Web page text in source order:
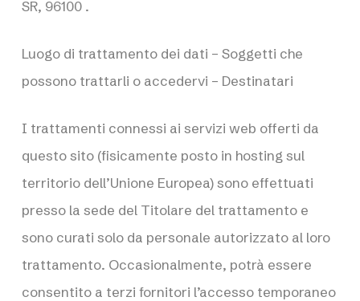
SR, 96100 .
Luogo di trattamento dei dati – Soggetti che
possono trattarli o accedervi – Destinatari
I trattamenti connessi ai servizi web offerti da
questo sito (fisicamente posto in hosting sul
territorio dell’Unione Europea) sono effettuati
presso la sede del Titolare del trattamento e
sono curati solo da personale autorizzato al loro
trattamento. Occasionalmente, potrà essere
consentito a terzi fornitori l’accesso temporaneo